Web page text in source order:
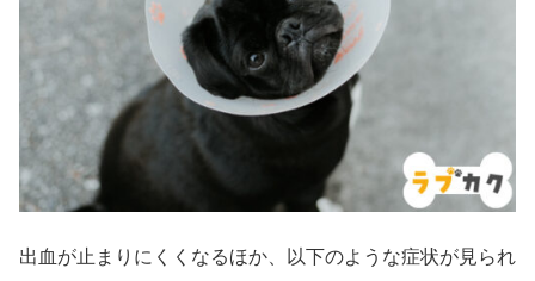
出血が止まりにくくなるほか、以下のような症状が見られ